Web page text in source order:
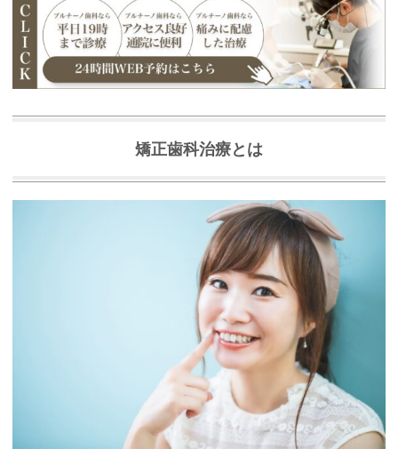
矯正歯科治療とは